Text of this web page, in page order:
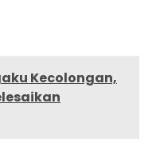
Kecolongan,